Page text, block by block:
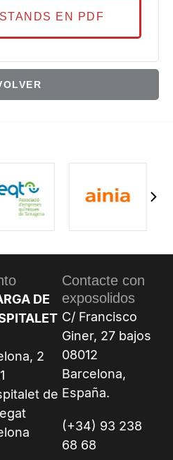
EN PDF
DE
2
de
Contacte con
exposolidos
C/ Francisco
Giner, 27 bajos
08012
Barcelona,
España.
(+34) 93 238
68 68